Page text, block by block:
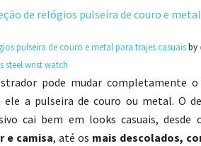
pulseira de couro e metal para trajes casuaisby
steel wrist watch
pode mudar completamente
ele a pulseira de couro ou metal. O
cai bem em looks casuais, desde
e camisa, até os mais descolados,